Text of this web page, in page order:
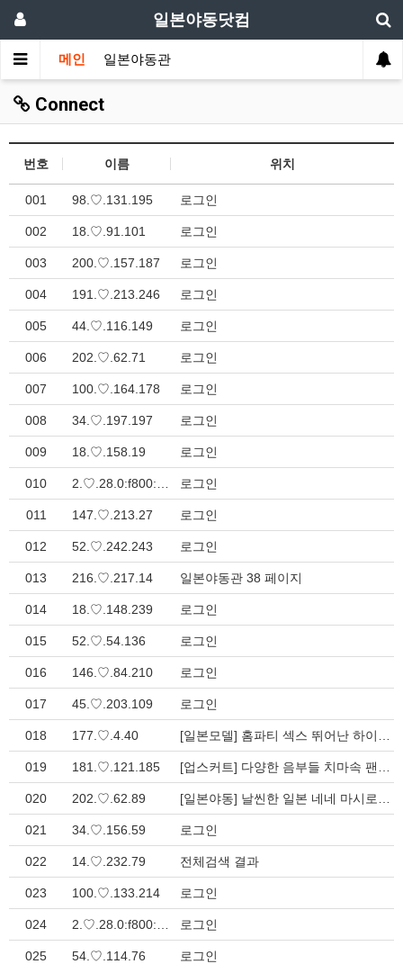
일본야동닷컴
메인 일본야동관
Connect
번호 이름 위치
001 98.♡.131.195 로그인
002 18.♡.91.101 로그인
003 200.♡.157.187 로그인
004 191.♡.213.246 로그인
005 44.♡.116.149 로그인
006 202.♡.62.71 로그인
007 100.♡.164.178 로그인
008 34.♡.197.197 로그인
009 18.♡.158.19 로그인
010 로그인
011 147.♡.213.27 로그인
012 52.♡.242.243 로그인
013 216.♡.217.14 일본야동관 38 페이지
014 18.♡.148.239 로그인
015 52.♡.54.136 로그인
016 146.♡.84.210 로그인
017 45.♡.203.109 로그인
018 177.♡.4.40
019 181.♡.121.185
020 202.♡.62.89
021 34.♡.156.59 로그인
022 14.♡.232.79 전체검색 결과
023 100.♡.133.214 로그인
024 로그인
025 54.♡.114.76 로그인